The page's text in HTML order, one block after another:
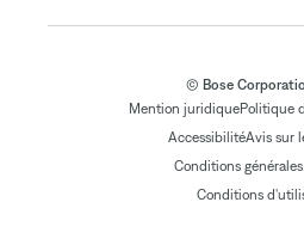
© Bose
Mention juridiquePolitique
AccessibilitéAvis sur
Conditions
Conditions